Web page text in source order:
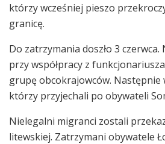
którzy wcześniej pieszo
granicę.
Do zatrzymania doszło 3
przy współpracy z
grupę obcokrajowców. Następnie
którzy przyjechali po obywateli
Nielegalni migranci zostali
litewskiej. Zatrzymani obywatele